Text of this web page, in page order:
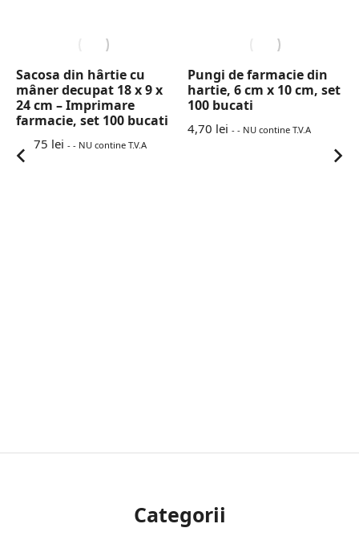
Sacosa din hârtie cu
mâner decupat 18 x 9 x
24 cm – Imprimare
farmacie, set 100 bucati
42,75 lei - - NU contine T.V.A
Pungi de farmacie din
hartie, 6 cm x 10 cm, set
100 bucati
4,70 lei - - NU contine T.V.A
Categorii